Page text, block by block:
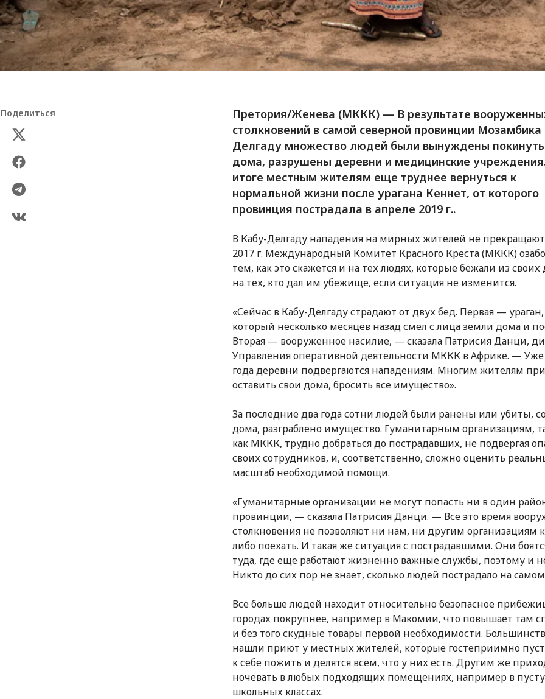
Поделиться
Претория/Женева (МККК) — В результате
столкновений в самой северной провинции
Делгаду множество людей были вынуждены покинуть
дома, разрушены деревни и медицинские
итоге местным жителям еще труднее вернуться к
нормальной жизни после урагана Кеннет, от которого
провинция пострадала в апреле 2019 г..
В Кабу-Делгаду нападения на мирных жителей не
2017 г. Международный Комитет Красного Креста (МККК)
тем, как это скажется и на тех людях, которые бежали из
на тех, кто дал им убежище, если ситуация не изменится.
«Сейчас в Кабу-Делгаду страдают от двух бед. Первая — ураган,
который несколько месяцев назад смел с лица земли дома и
Вторая — вооруженное насилие, — сказала Патрисия Данци,
Управления оперативной деятельности МККК в Африке. — Уже
года деревни подвергаются нападениям. Многим жителям
оставить свои дома, бросить все имущество».
За последние два года сотни людей были ранены или убиты,
дома, разграблено имущество. Гуманитарным организациям,
как МККК, трудно добраться до пострадавших, не подвергая
своих сотрудников, и, соответственно, сложно оценить
масштаб необходимой помощи.
«Гуманитарные организации не могут попасть ни в один
провинции, — сказала Патрисия Данци. — Все это время
столкновения не позволяют ни нам, ни другим организациям
либо поехать. И такая же ситуация с пострадавшими. Они
туда, где еще работают жизненно важные службы, поэтому и
Никто до сих пор не знает, сколько людей пострадало на
Все больше людей находит относительно безопасное
городах покрупнее, например в Макомии, что повышает там
и без того скудные товары первой необходимости.
нашли приют у местных жителей, которые гостеприимно
к себе пожить и делятся всем, что у них есть. Другим же
ночевать в любых подходящих помещениях, например в
школьных классах.